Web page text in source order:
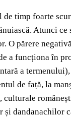
timp foarte
Atunci
O părere
funcționa în
a
de față, la
dandanachilor